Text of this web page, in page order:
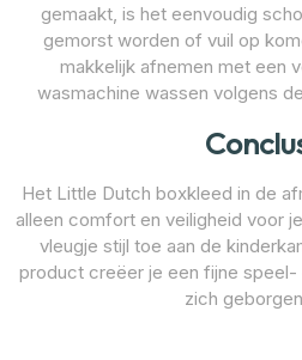
gemaakt, is het eenvoudig
gemorst worden of vuil op
makkelijk afnemen met een
wasmachine wassen volgens
Het Little Dutch boxkleed in de
alleen comfort en veiligheid voor
vleugje stijl toe aan de
product creëer je een fijne speel-
zich